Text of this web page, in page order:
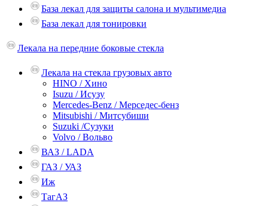
База лекал для защиты салона и мультимедиа
База лекал для тонировки
Лекала на передние боковые стекла
Лекала на стекла грузовых авто
HINO / Хино
Isuzu / Исузу
Mercedes-Benz / Мерседес-бенз
Mitsubishi / Митсубиши
Suzuki /Сузуки
Volvo / Вольво
ВАЗ / LADA
ГАЗ / УАЗ
Иж
ТагАЗ